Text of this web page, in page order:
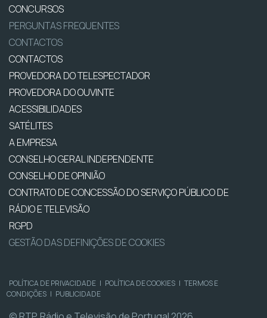
CONCURSOS
PERGUNTAS FREQUENTES
CONTACTOS
CONTACTOS
PROVEDORA DO TELESPECTADOR
PROVEDORA DO OUVINTE
ACESSIBILIDADES
SATÉLITES
A EMPRESA
CONSELHO GERAL INDEPENDENTE
CONSELHO DE OPINIÃO
CONTRATO DE CONCESSÃO DO SERVIÇO PÚBLICO DE
RÁDIO E TELEVISÃO
RGPD
GESTÃO DAS DEFINIÇÕES DE COOKIES
POLÍTICA DE PRIVACIDADE | POLÍTICA DE COOKIES | TERMOS E
CONDIÇÕES | PUBLICIDADE